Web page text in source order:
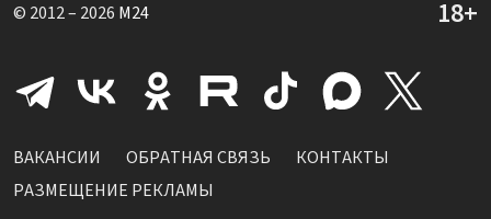
© 2012 – 2026 M24
ВАКАНСИИ ОБРАТНАЯ СВЯЗЬ
КОНТАКТЫ
РАЗМЕЩЕНИЕ РЕКЛАМЫ